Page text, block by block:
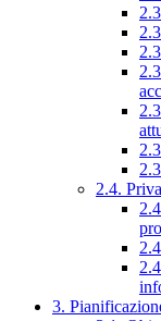
2.4.
3.